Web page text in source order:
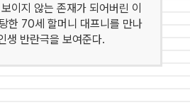
이지 않는 존재가 되어버린 이
한 70세 할머니 대프니를 만나
생 반란극을 보여준다.